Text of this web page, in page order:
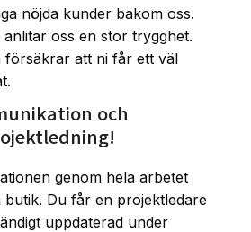
nöjda kunder bakom oss.
oss en stor trygghet.
försäkrar att ni får ett väl
och
genom hela arbetet
butik. Du får en projektledare
uppdaterad under